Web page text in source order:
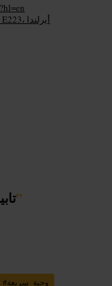
1B شارع بليسنجتون، فيبسبورو، دبلن 7، DO7 E223، أيرلندا
”
#وجبة_سريعة